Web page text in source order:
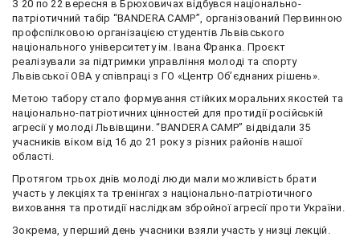
З 20 по 22 вересня в Брюховичах відбувся національно-
патріотичний табір “BANDERA CAMP”, організований Первинною
профспілковою організацією студентів Львівського
національного університету ім. Івана Франка. Проєкт
реалізували за підтримки управління молоді та спорту
Львівської ОВА у співпраці з ГО «Центр Об’єднаних рішень».
Метою табору стало формування стійких моральних якостей та
національно-патріотичних цінностей для протидії російській
агресії у молоді Львівщини. “BANDERA CAMP” відвідали 35
учасників віком від 16 до 21 року з різних районів нашої
області.
Протягом трьох днів молоді люди мали можливість брати
участь у лекціях та тренінгах з національно-патріотичного
виховання та протидії наслідкам збройної агресії проти України.
Зокрема, у перший день учасники взяли участь у низці лекцій.